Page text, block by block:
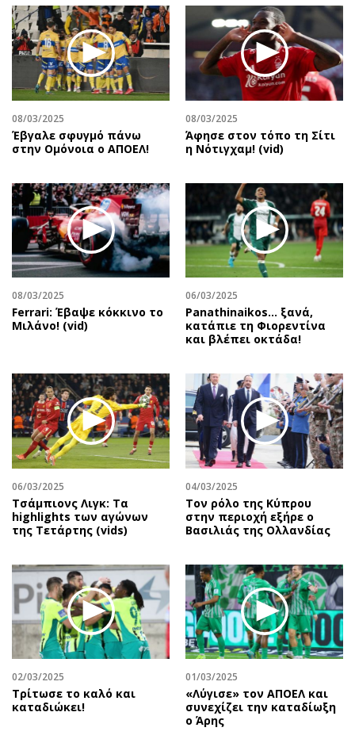
08/03/2025
Έβγαλε σφυγμό πάνω
στην Ομόνοια ο ΑΠΟΕΛ!
08/03/2025
Άφησε στον τόπο τη Σίτι
η Νότιγχαμ! (vid)
08/03/2025
Ferrari: Έβαψε κόκκινο το
Μιλάνο! (vid)
06/03/2025
Panathinaikos… ξανά,
κατάπιε τη Φιορεντίνα
και βλέπει οκτάδα!
06/03/2025
Τσάμπιονς Λιγκ: Τα
highlights των αγώνων
της Τετάρτης (vids)
04/03/2025
Τον ρόλο της Κύπρου
στην περιοχή εξήρε ο
Βασιλιάς της Ολλανδίας
02/03/2025
Τρίτωσε το καλό και
καταδιώκει!
01/03/2025
«Λύγισε» τον ΑΠΟΕΛ και
συνεχίζει την καταδίωξη
ο Άρης